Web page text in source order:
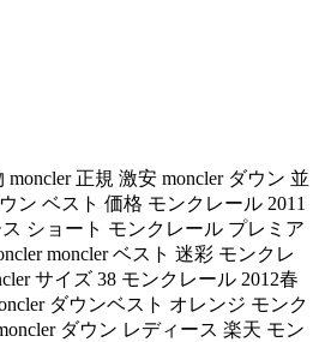
正規 激安 moncler ダウン 並
ン ベスト 価格 モンクレール 2011
ショート モンクレール プレミア
moncler ベスト 迷彩 モンクレ
サイズ 38 モンクレール 2012春
ダウンベスト オレンジ モンク
ダウン レディース 楽天 モン